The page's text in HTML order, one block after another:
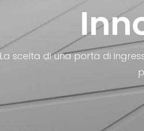
La scelta di una porta di